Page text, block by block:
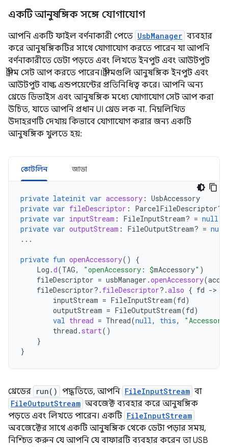
একটি আনুষঙ্গিক সঙ্গে যোগাযোগ
আপনি একটি ফাইল বর্ণনাকারী পেতে UsbManager ব্যবহার
করে আনুষঙ্গিকটির সাথে যোগাযোগ করতে পারেন যা আপনি
বর্ণনাকারীতে ডেটা পড়তে এবং লিখতে ইনপুট এবং আউটপুট
স্ট্রীম সেট আপ করতে পারেন। স্ট্রীমগুলি আনুষঙ্গিক ইনপুট এবং
আউটপুট বাল্ক এন্ডপয়েন্টের প্রতিনিধিত্ব করে। আপনি অন্য
থ্রেডে ডিভাইস এবং আনুষঙ্গিক মধ্যে যোগাযোগ সেট আপ করা
উচিত, যাতে আপনি প্রধান UI থ্রেড লক না. নিম্নলিখিত
উদাহরণটি দেখায় কিভাবে যোগাযোগ করার জন্য একটি
আনুষঙ্গিক খুলতে হয়:
কোটলিন জাভা
private lateinit var accessory : UsbAccessory
private var fileDescriptor : ParcelFileDescriptor?
private var inputStream : FileInputStream? = null
private var outputStream : FileOutputStream? = null
...
private fun openAccessory()
{
Log .d(TAG, "openAccessory: $mAccessory" )
fileDescriptor = usbManager .openAccessory(
fileDescriptor?. fileDescriptor?.also { fd -
inputStream = FileInputStream(fd)
outputStream = FileOutputStream(fd)
val thread = Thread(null, this,
thread . start()
}
}
থ্রেডের run() পদ্ধতিতে, আপনি FileInputStream বা
FileOutputStream অবজেক্ট ব্যবহার করে আনুষঙ্গিক
পড়তে এবং লিখতে পারেন। একটি FileInputStream
অবজেক্টের সাথে একটি আনুষঙ্গিক থেকে ডেটা পড়ার সময়,
নিশ্চিত করুন যে আপনি যে বাফারটি ব্যবহার করেন তা USB